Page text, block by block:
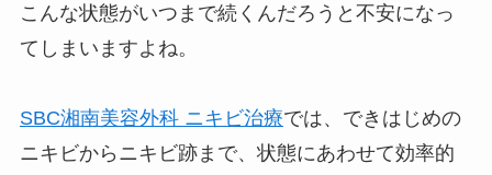
こんな状態がいつまで続くんだろうと不安になっ
てしまいますよね。
SBC湘南美容外科 ニキビ治療では、できはじめの
ニキビからニキビ跡まで、状態にあわせて効率的